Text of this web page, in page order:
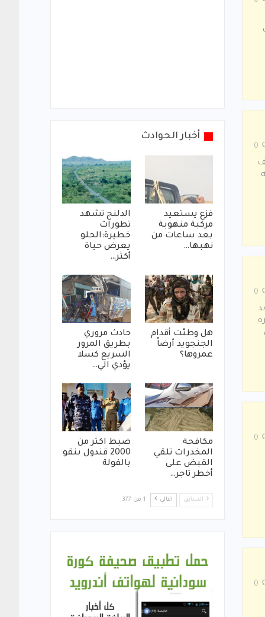
أخبار الحوادث
فزع يستعيد
مركبة منهوبة
بعد ساعات من
نهبها…
الدلنج تشهد
تطورات
خطيرة:الحلو
يعرض حياة
أكثر…
هل وطئت أقدام
الجنجويد أرضاً
عمروها؟
حادث مروري
بطريق المرور
السريع كسلا
يؤدي الي…
مكافحة
المخدرات تلقي
القبض على
أخطر تاجر…
ضبط اكثر من
2000 قندول بنقو
بالفولة
السابق التالي 1 من 377